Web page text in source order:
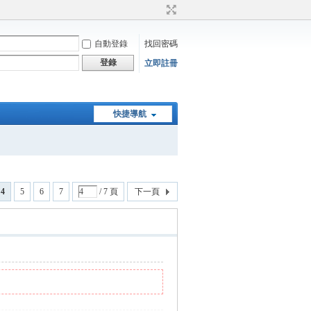
自動登錄
找回密碼
登錄
立即註冊
快捷導航
4 5 6 7 / 7 頁 下一頁